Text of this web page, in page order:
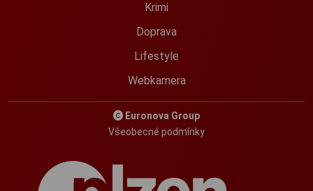
Krimi
Doprava
Lifestyle
Webkamera
Euronova Group
Všeobecné podmínky